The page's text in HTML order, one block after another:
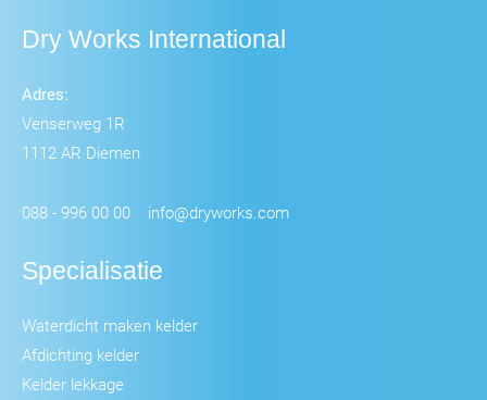
Dry Works International
Adres:
Venserweg 1R
1112 AR Diemen
088 - 996 00 00 info@dryworks.com
Specialisatie
Waterdicht maken kelder
Afdichting kelder
Kelder lekkage